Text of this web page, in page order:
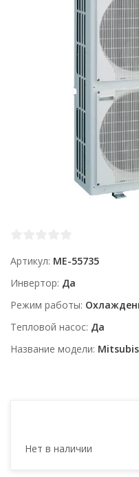
Артикул ME-55735
Инвертор Да
Режим работы
Тепловой насос Да
Название модели
Нет в наличии